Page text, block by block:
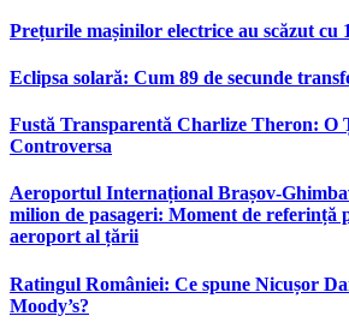
Prețurile mașinilor electrice au scăzut cu
Eclipsa solară: Cum 89 de secunde
Fustă Transparentă Charlize Theron: O
Controversa
Aeroportul Internațional
milion de pasageri: Moment de referință
aeroport al țării
Ratingul României: Ce spune Nicușor
Moody’s?